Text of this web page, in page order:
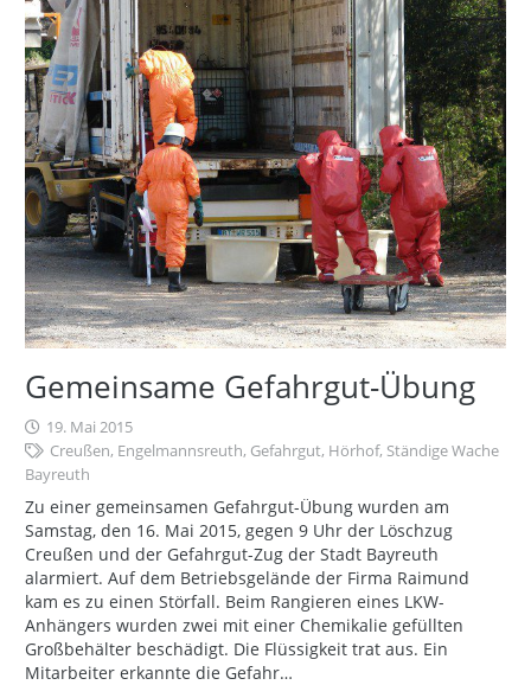
Gemeinsame Gefahrgut-Übung
19. Mai 2015
Creußen, Engelmannsreuth, Gefahrgut, Hörhof, Ständige Wache
Bayreuth
Zu einer gemeinsamen Gefahrgut-Übung wurden am
Samstag, den 16. Mai 2015, gegen 9 Uhr der Löschzug
Creußen und der Gefahrgut-Zug der Stadt Bayreuth
alarmiert. Auf dem Betriebsgelände der Firma Raimund
kam es zu einen Störfall. Beim Rangieren eines LKW-
Anhängers wurden zwei mit einer Chemikalie gefüllten
Großbehälter beschädigt. Die Flüssigkeit trat aus. Ein
Mitarbeiter erkannte die Gefahr…